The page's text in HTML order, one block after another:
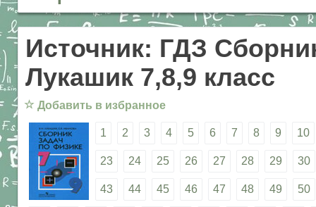
Источник: ГДЗ
Лукашик 7,8,9 класс
☆ Добавить в избранное
1 2 3 4 5 6 7 8 9 10
23 24 25 26 27 28 29 30
43 44 45 46 47 48 49 50